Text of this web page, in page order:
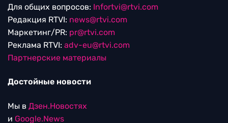
Для общих вопросов: Infortvi@rtvi.com
Редакция RTVI: news@rtvi.com
Маркетинг/PR: pr@rtvi.com
Реклама RTVI: adv-eu@rtvi.com
Партнерские материалы
Достойные новости
Мы в Дзен.Новостях
и Google.News